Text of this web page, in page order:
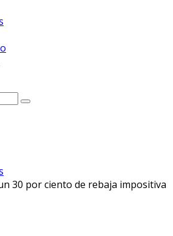
30 por ciento de rebaja impositiva